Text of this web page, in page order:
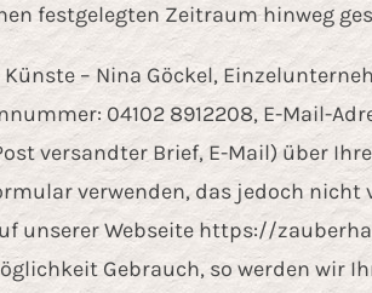
festgelegten Zeitraum hinweg
– Nina Göckel,
04102 8912208, E-Mail-
versandter Brief, E-Mail) über
verwenden, das jedoch nicht
unserer Webseite https://
Gebrauch, so werden wir